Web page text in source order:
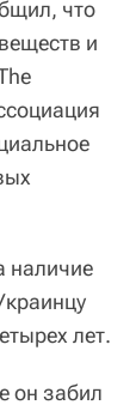
что
и
наличие
лет.
он забил